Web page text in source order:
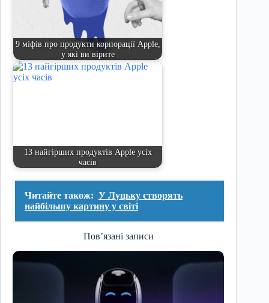
9 міфів про продукти корпорації Apple,
у які ви вірите
13 найгірших продуктів Apple усіх
часів
Читайте також: У Луцьку створять
найбільшу картину у світі
Пов’язані записи